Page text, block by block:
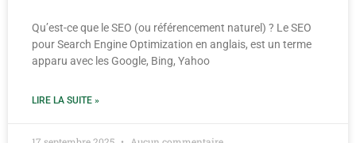
Qu’est-ce que le SEO (ou référencement naturel) ? Le SEO
pour Search Engine Optimization en anglais, est un terme
apparu avec les Google, Bing, Yahoo
LIRE LA SUITE »